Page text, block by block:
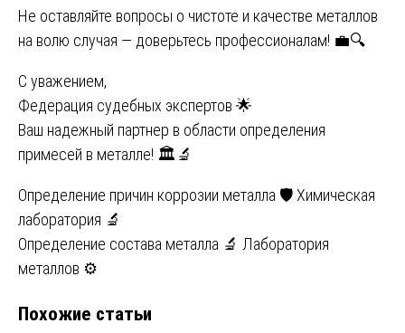
Не оставляйте вопросы о чистоте и качестве металлов
на волю случая — доверьтесь профессионалам! 💼🔍
С уважением,
Федерация судебных экспертов 🌟
Ваш надежный партнер в области определения
примесей в металле! 🏛️🔬
Навигация
по
записям
Определение причин коррозии металла 🛡️ Химическая
лаборатория 🔬
Определение состава металла 🔬 Лаборатория
металлов ⚙️
Похожие статьи